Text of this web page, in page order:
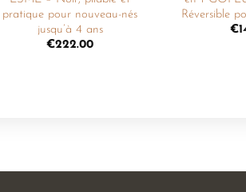
pratique pour nouveau-nés
jusqu’à 4 ans
€222.00
Réversible
€